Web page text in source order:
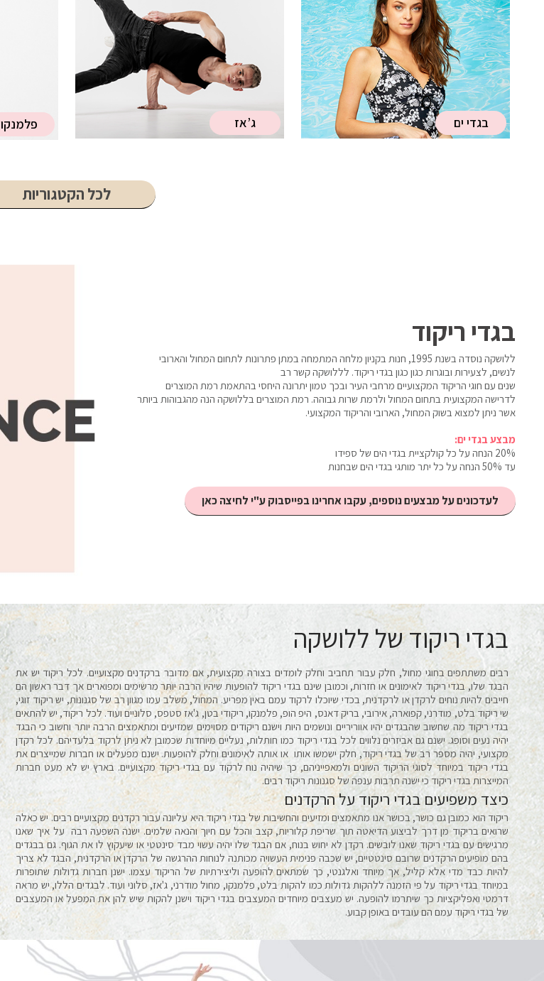
בגדי ים ג’אז פלמנקו
לכל הקטגוריות
בגדי ריקוד
ללושקה נוסדה בשנת 1995, חנות בקניון מלחה המתמחה במתן פתרונות לתחום המחול והארובי
לנשים, לצעירות ובוגרות כגון כגון בגדי ריקוד. לללושקה קשר רב
שנים עם חוגי הריקוד המקצועיים מרחבי העיר ובכך טמון יתרונה היחסי בהתאמת רמת המוצרים
לדרישה המקצועית בתחום המחול ולרמת שרות גבוהה. רמת המוצרים בללושקה הנה מהגבוהות ביותר
אשר ניתן למצוא בשוק המחול, הארובי והריקוד המקצועי.
מבצע בגדי ים:
20% הנחה על כל קולקציית בגדי הים של ספידו
עד 50% הנחה על כל יתר מותגי בגדי הים שבחנות
לעדכונים על מבצעים נוספים, עקבו אחרינו בפייסבוק ע"י לחיצה כאן
בגדי ריקוד של ללושקה
רבים משתתפים בחוגי מחול, חלק עבור תחביב וחלק לומדים בצורה מקצועית, אם מדובר ברקדנים מקצועיים. לכל ריקוד יש את
הבגד שלו, בגדי ריקוד לאימונים או חזרות, וכמובן שינם בגדי ריקוד להופעות שיהיו הרבה יותר מרשימים ומפוארים אך דבר ראשון הם
חייבים להיות נוחים לרקדן או לרקדנית, בכדי שיוכלו לרקוד עמם באין מפריע. המחול, משלב עמו מגוון רב של סגנונות, יש ריקוד זוגי,
שי ריקוד בלט, מודרני, קפוארה, אירובי, בריק דאנס, היפ הופ, פלמנקו, ריקודי בטן, ג'אז סטפס, סלוניים ועוד. לכל ריקוד, יש להתאים
בגדי ריקוד מה שחשוב שהבגדים יהיו אווריריים ונושמים היות וישנם ריקודים מסוימים שמזיעים ומתאמצים הרבה יותר וחשוב כי הבגד
יהיה נעים וסופג. ישנם גם אביזרים נלווים לכל בגדי ריקוד כמו חותלות, נעליים מיוחדות שכמובן לא ניתן לרקוד בלעדיהם. לכל רקדן
מקצועי, יהיה מספר רב של בגדי ריקוד, חלק ישמשו אותו או אותה לאימונים וחלק להופעות. ישנם מפעלים או חברות שמייצרים את
בגדי ריקוד במיוחד לסוגי הריקוד השונים ולמאפייניהם, כך שיהיה נוח לרקוד עם בגדי ריקוד מקצועיים. בארץ יש לא מעט חברות
המייצרות בגדי ריקוד כי ישנה תרבות ענפה של סגנונות ריקוד רבים.
כיצד משפיעים בגדי ריקוד על הרקדנים
ריקוד הוא כמובן גם כושר, בכושר אנו מתאמצים ומזיעים והחשיבות של בגדי ריקוד היא עליונה עבור רקדנים מקצועיים רבים. יש כאלה
שרואים בריקוד מן דרך לביצוע הדיאטה תוך שריפת קלוריות, קצב והכל עם חיוך והנאה שלמים. ישנה השפעה רבה על איך שאנו
מרגישים עם בגדי ריקוד שאנו לובשים. רקדן לא יחוש בנוח, אם הבגד שלו יהיה עשוי מבד סינטטי או שיעקוץ לו את הגוף. גם בבגדים
בהם מופיעים הרקדנים שרובם סינטטיים, יש שכבה פנימית העשויה מכותנה לנוחות ההרגשה של הרקדן או הרקדנית, הבגד לא צריך
להיות כבד מדי אלא קליל, אך מיוחד ואלגנטי, כך שמתאים להופעה וליצירתיות של הריקוד עצמו. ישנן חברות גדולות שתופרות
במיוחד בגדי ריקוד על פי הזמנה ללהקות גדולות כמו להקות בלט, פלמנקו, מחול מודרני, ג'אז, סלוני ועוד. לבגדים הללו, יש מראה
דרמטי ואפליקציות כך שיתרמו להופעה. יש מעצבים מיוחדים המעצבים בגדי ריקוד וישנן להקות שיש להן את המפעל או המעצבים
של בגדי ריקוד עמם הם עובדים באופן קבוע.